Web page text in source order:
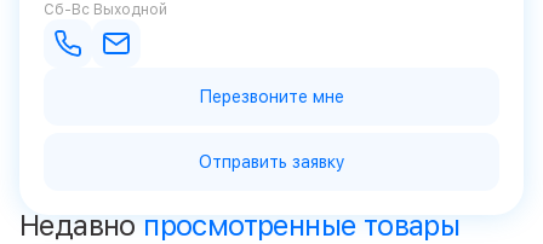
Сб-Вс Выходной
Перезвоните мне
Отправить заявку
Недавно просмотренные товары